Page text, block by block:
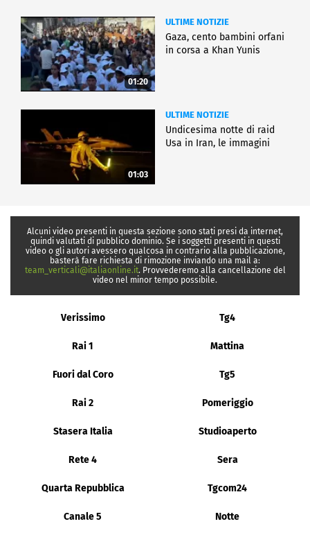
01:20
ULTIME NOTIZIE
Gaza, cento bambini orfani
in corsa a Khan Yunis
01:03
ULTIME NOTIZIE
Undicesima notte di raid
Usa in Iran, le immagini
Alcuni video presenti in questa sezione sono stati presi da internet,
quindi valutati di pubblico dominio. Se i soggetti presenti in questi
video o gli autori avessero qualcosa in contrario alla pubblicazione,
basterà fare richiesta di rimozione inviando una mail a:
team_verticali@italiaonline.it. Provvederemo alla cancellazione del
video nel minor tempo possibile.
Verissimo Tg4
Rai 1 Mattina
Fuori dal Coro Tg5
Rai 2 Pomeriggio
Stasera Italia Studioaperto
Rete 4 Sera
Quarta Repubblica Tgcom24
Canale 5 Notte